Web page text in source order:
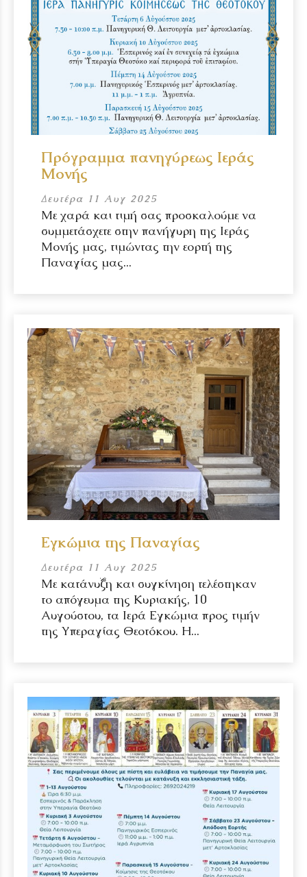
Πρόγραμμα πανηγύρεως Ιεράς
Μονής
Δευτέρα 11 Αυγ 2025
Με χαρά και τιμή σας προσκαλούμε να
συμμετάσχετε στην πανήγυρη της Ιεράς
Μονής μας, τιμώντας την εορτή της
Παναγίας μας...
Εγκώμια της Παναγίας
Δευτέρα 11 Αυγ 2025
Με κατάνυξη και συγκίνηση τελέστηκαν
το απόγευμα της Κυριακής, 10
Αυγούστου, τα Ιερά Εγκώμια προς τιμήν
της Υπεραγίας Θεοτόκου. Η...